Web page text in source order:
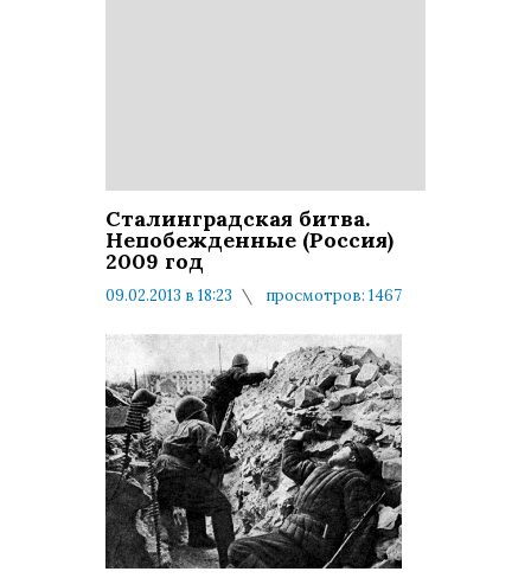
Сталинградская битва.
Непобежденные (Россия)
2009 год
09.02.2013 в 18:23
просмотров: 1467